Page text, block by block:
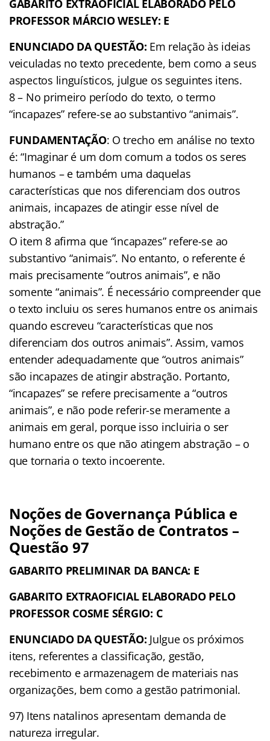
GABARITO EXTRAOFICIAL ELABORADO PELO
PROFESSOR MÁRCIO WESLEY: E
ENUNCIADO DA QUESTÃO: Em relação às ideias
veiculadas no texto precedente, bem como a seus
aspectos linguísticos, julgue os seguintes itens.
8 – No primeiro período do texto, o termo
“incapazes” refere-se ao substantivo “animais”.
FUNDAMENTAÇÃO: O trecho em análise no texto
é: “Imaginar é um dom comum a todos os seres
humanos – e também uma daquelas
características que nos diferenciam dos outros
animais, incapazes de atingir esse nível de
abstração.”
O item 8 afirma que “incapazes” refere-se ao
substantivo “animais”. No entanto, o referente é
mais precisamente “outros animais”, e não
somente “animais”. É necessário compreender que
o texto incluiu os seres humanos entre os animais
quando escreveu “características que nos
diferenciam dos outros animais”. Assim, vamos
entender adequadamente que “outros animais”
são incapazes de atingir abstração. Portanto,
“incapazes” se refere precisamente a “outros
animais”, e não pode referir-se meramente a
animais em geral, porque isso incluiria o ser
humano entre os que não atingem abstração – o
que tornaria o texto incoerente.
Noções de Governança Pública e
Noções de Gestão de Contratos –
Questão 97
GABARITO PRELIMINAR DA BANCA: E
GABARITO EXTRAOFICIAL ELABORADO PELO
PROFESSOR COSME SÉRGIO: C
ENUNCIADO DA QUESTÃO: Julgue os próximos
itens, referentes a classificação, gestão,
recebimento e armazenagem de materiais nas
organizações, bem como a gestão patrimonial.
97) Itens natalinos apresentam demanda de
natureza irregular.